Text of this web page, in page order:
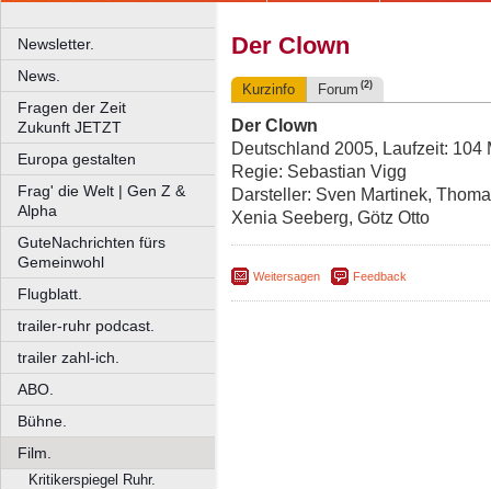
Newsletter.
News.
Fragen der Zeit
Zukunft JETZT
Europa gestalten
Frag' die Welt | Gen Z &
Alpha
GuteNachrichten fürs
Gemeinwohl
Flugblatt.
trailer-ruhr podcast.
trailer zahl-ich.
ABO.
Bühne.
Film.
Kritikerspiegel Ruhr.
Der Clown
Kurzinfo Forum (2)
Der Clown
Deutschland 2005, Laufzeit: 104
Regie: Sebastian Vigg
Darsteller: Sven Martinek,
Xenia Seeberg, Götz Otto
Weitersagen Feedback